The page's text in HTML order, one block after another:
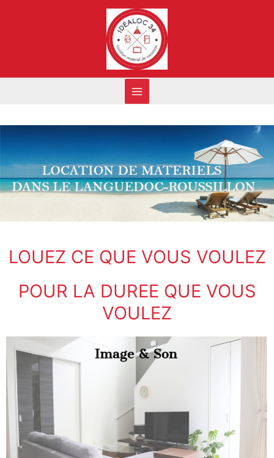
LOUEZ CE QUE VOUS VOULEZ
POUR LA DUREE QUE VOUS
VOULEZ